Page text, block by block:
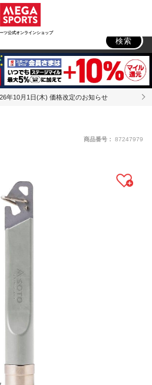
ツ公式オンラインショップ
検索
年10月1日(木) 価格改定のお知らせ
商品番号： 87247979